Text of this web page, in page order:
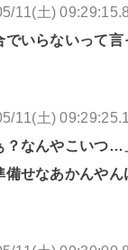
11(土)
でいらないって
11(土)
？なんやこいつ…
備せなあかんや